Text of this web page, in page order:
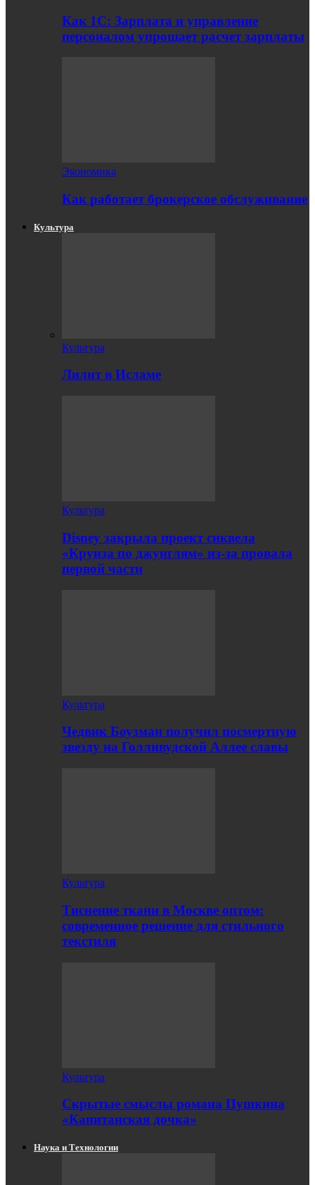
Как 1С: Зарплата и управление
персоналом упрощает расчет зарплаты
Экономика
Как работает брокерское обслуживание
Культура
Культура
Лилит в Исламе
Культура
Disney закрыла проект сиквела
«Круиза по джунглям» из-за провала
первой части
Культура
Чедвик Боузман получил посмертную
звезду на Голливудской Аллее славы
Культура
Тиснение ткани в Москве оптом:
современное решение для стильного
текстиля
Культура
Скрытые смыслы романа Пушкина
«Капитанская дочка»
Наука и Технологии